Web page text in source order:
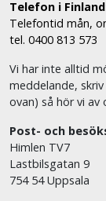
Telefon i
Telefontid mån,
tel. 0400 813 573
Vi har inte alltid
meddelande,
ovan) så hör vi
Post- och
Himlen TV7
Lastbilsgatan 9
754 54 Uppsala